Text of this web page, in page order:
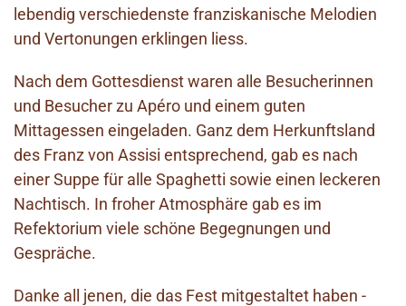
lebendig verschiedenste franziskanische Melodien
und Vertonungen erklingen liess.
Nach dem Gottesdienst waren alle Besucherinnen
und Besucher zu Apéro und einem guten
Mittagessen eingeladen. Ganz dem Herkunftsland
des Franz von Assisi entsprechend, gab es nach
einer Suppe für alle Spaghetti sowie einen leckeren
Nachtisch. In froher Atmosphäre gab es im
Refektorium viele schöne Begegnungen und
Gespräche.
Danke all jenen, die das Fest mitgestaltet haben -